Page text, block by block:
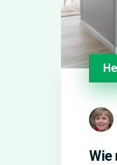
Wie